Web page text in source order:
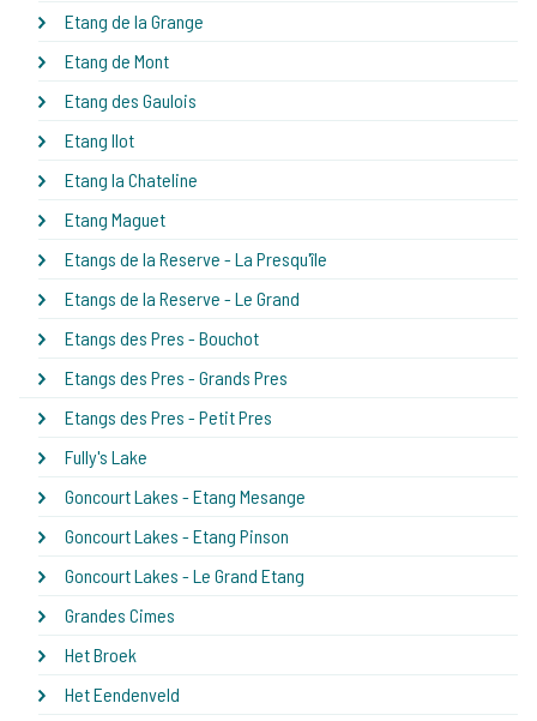
Etang de la Grange
Etang de Mont
Etang des Gaulois
Etang Ilot
Etang la Chateline
Etang Maguet
Etangs de la Reserve - La Presqu'île
Etangs de la Reserve - Le Grand
Etangs des Pres - Bouchot
Etangs des Pres - Grands Pres
Etangs des Pres - Petit Pres
Fully's Lake
Goncourt Lakes - Etang Mesange
Goncourt Lakes - Etang Pinson
Goncourt Lakes - Le Grand Etang
Grandes Cimes
Het Broek
Het Eendenveld